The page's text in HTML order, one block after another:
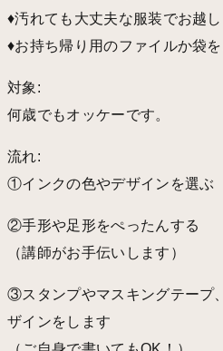
♦︎汚れても大丈夫な服装でお越
♦︎お持ち帰り用のファイルか袋
対象:
何歳でもオッケーです。
流れ:
①インクの色やデザインを選ぶ
②手形や足形をぺったんする
（講師がお手伝いします）
③スタンプやマスキングテープ
ザインをします